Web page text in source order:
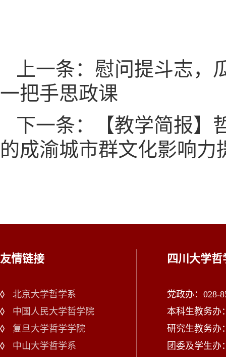
上一条：慰问提斗志
一把手思政课
下一条：【教学简报】
的成渝城市群文化影响
友情链接
北京大学哲学系
中国人民大学哲学院
复旦大学哲学学院
中山大学哲学系
四川大学哲
党政办：028-
本科生教务办
研究生教务办
团委及学生办